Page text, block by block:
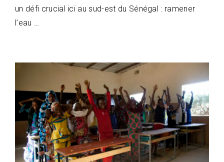
un défi crucial ici au sud-est du Sénégal : ramener
l’eau …